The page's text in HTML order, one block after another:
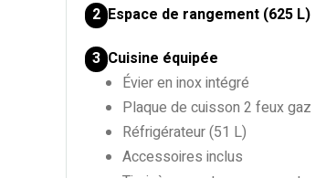
2 Espace de rangement (625 L)
3 Cuisine équipée
Évier en inox intégré
Plaque de cuisson 2 feux gaz
Réfrigérateur (51 L)
Accessoires inclus